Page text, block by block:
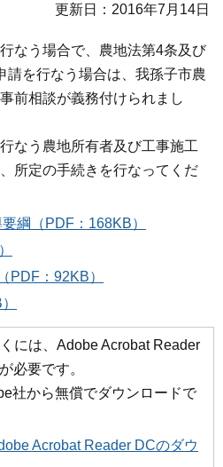
更新日：2016年7月14日
なう場合で、農地法第4条及び
請を行なう場合は、我孫子市農
前相談が義務付けられまし
なう農地所有者及び工事施工
所定の手続きを行なってくだ
綱（PDF：168KB）
PDF：92KB）
には、Adobe Acrobat Reader
必要です。
社から無償でダウンロードで
Acrobat Reader DCのダウ